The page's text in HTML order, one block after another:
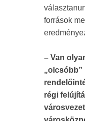
források
– Van
régi